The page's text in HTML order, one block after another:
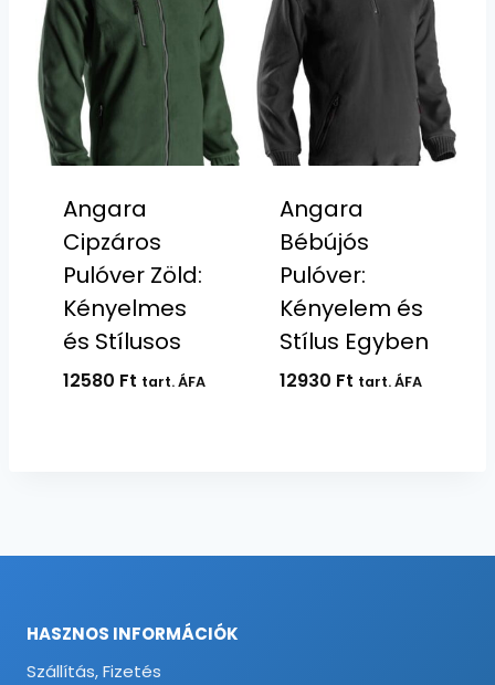
Angara
Cipzáros
Pulóver Zöld:
Kényelmes
és Stílusos
12580 Ft tart. ÁFA
Angara
Bébújós
Pulóver:
Kényelem és
Stílus Egyben
12930 Ft tart. ÁFA
HASZNOS INFORMÁCIÓK
Szállítás, Fizetés